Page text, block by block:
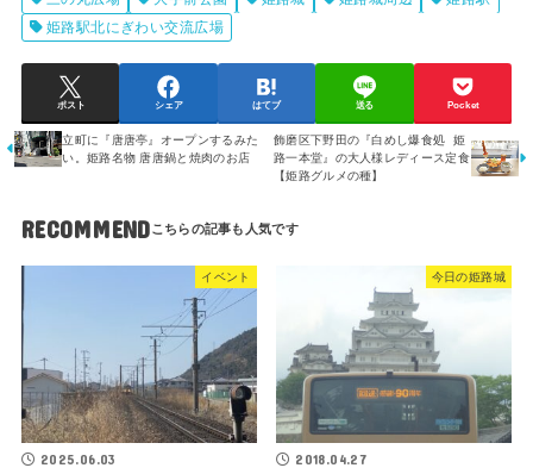
姫路駅北にぎわい交流広場
ポスト シェア はてブ 送る Pocket
立町に『唐唐亭』オープンするみた
い。姫路名物 唐唐鍋と焼肉のお店
飾磨区下野田の『白めし爆食処 姫
路一本堂』の大人様レディース定食
【姫路グルメの種】
RECOMMEND
イベント
2025.06.03
今日の姫路城
2018.04.27